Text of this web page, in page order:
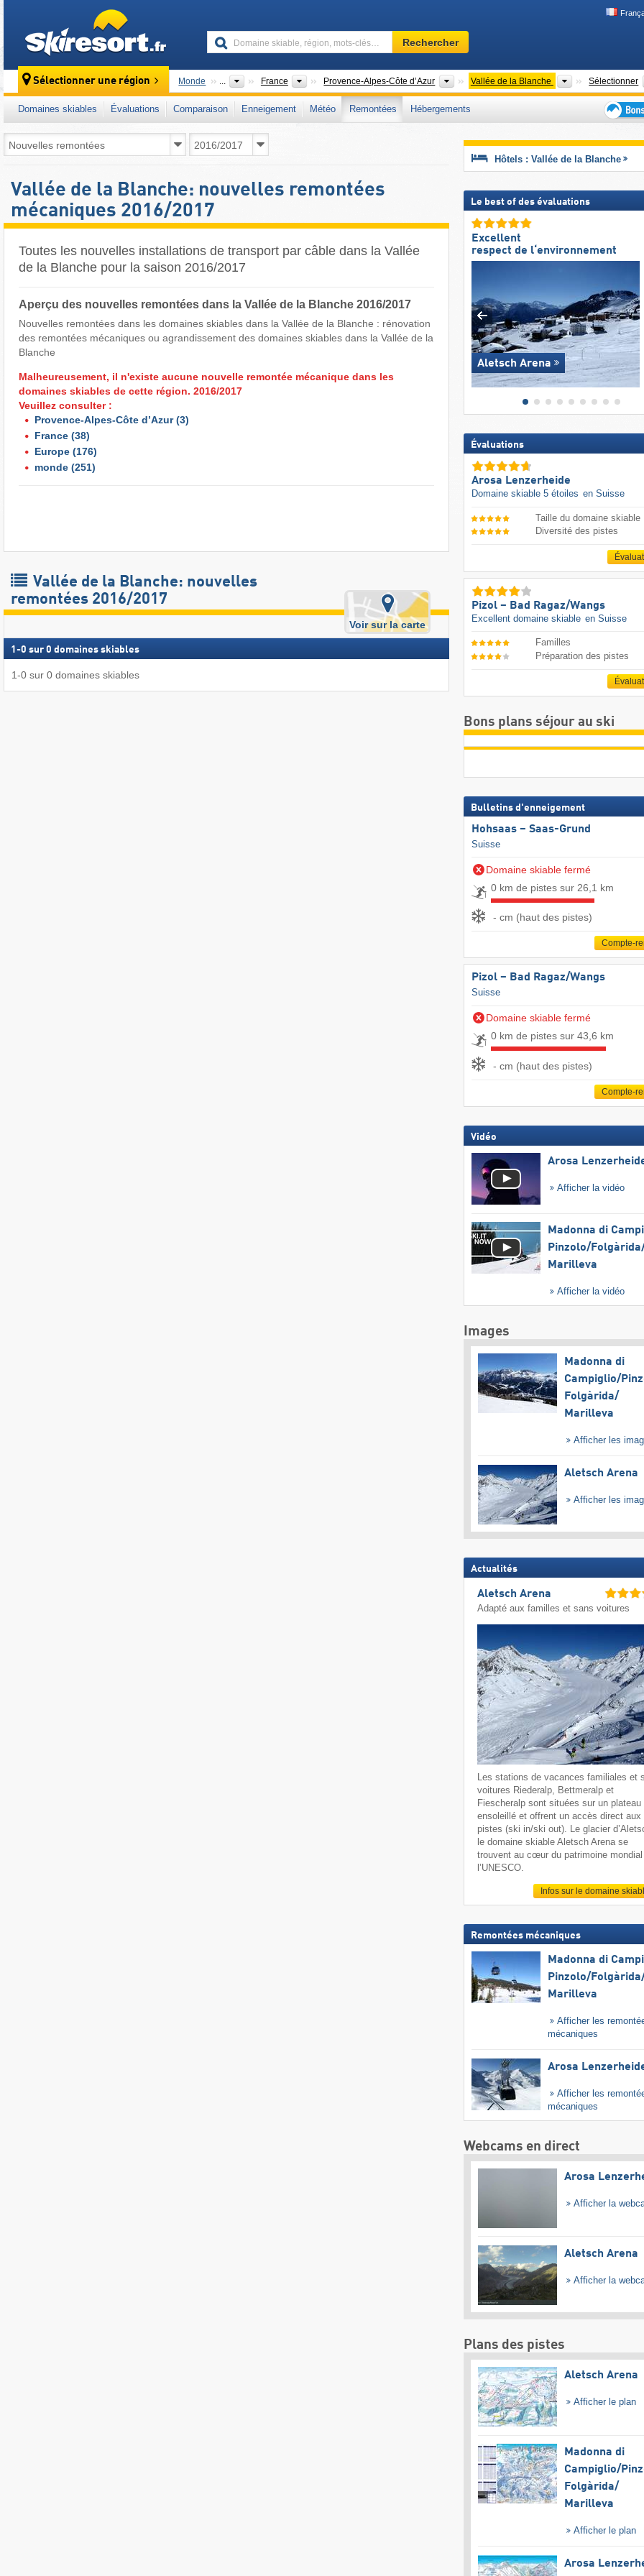
Domaine
skiable,
mots-
clés…
Rechercher
Sélectionner une région Monde ... France PaysProvence-Alpes-Côte d’Azur Anciennes régions
Vallée de la Blanche ValléesSélectionner
Domaines skiables Évaluations Comparaison Enneigement Météo Remontées
Hébergements
plans
séjour
Vallée de la Blanche: nouvelles remontées
mécaniques 2016/2017
Toutes les nouvelles installations de transport par câble dans la Vallée
de la Blanche pour la saison 2016/2017
Aperçu des nouvelles remontées dans la Vallée de la Blanche 2016/2017
Nouvelles remontées dans les domaines skiables dans la Vallée de la Blanche : rénovation
des remontées mécaniques ou agrandissement des domaines skiables dans la Vallée de la
Blanche
Malheureusement, il n'existe aucune nouvelle remontée mécanique dans les
domaines skiables de cette région. 2016/2017
Veuillez consulter :
Provence-Alpes-Côte d’Azur(3)
France (38)
Europe (176)
monde (251)
Vallée de la Blanche: nouvelles
remontées 2016/2017
Voir sur la carte
1 -0 sur0 domaines skiables
1-0 sur 0 domaines skiables
Hôtels : Vallée de la Blanche
Le best of des évaluations
Excellent
respect de l‘environnement
Aletsch Arena
Évaluations
Arosa Lenzerheide
Domaine skiable 5 étoiles en Suisse
Taille du domaine skiable
Diversité des pistes
Pizol – Bad Ragaz/​Wangs
Excellent domaine skiable en Suisse
Familles
Préparation des pistes
Bons plans séjour au ski
Bulletins d'enneigement
Hohsaas – Saas-Grund
Suisse
Domaine skiable fermé
0 km de pistes sur 26,1 km
- cm (haut des pistes)
Compte-
Pizol – Bad Ragaz/​Wangs
Suisse
Domaine skiable fermé
0 km de pistes sur 43,6 km
- cm (haut des pistes)
Compte-
Vidéo
Arosa
Afficher la vidéo
Madonna di
Pinzolo/​
Marilleva
Afficher la vidéo
Images
Madonna di
Campiglio/​
Folgàrida/​
Marilleva
Afficher les
Aletsch Arena
Afficher les
Actualités
Aletsch Arena
Adapté aux familles et sans voitures
Les stations de vacances familiales et
voitures Riederalp, Bettmeralp et
Fiescheralp sont situées sur un plateau
ensoleillé et offrent un accès direct aux
pistes (ski in/ski out). Le glacier
le domaine skiable Aletsch Arena se
trouvent au cœur du patrimoine
l’UNESCO.
Infos sur le domaine
Remontées mécaniques
Madonna di
Pinzolo/​
Marilleva
Afficher les
mécaniques
Arosa
Afficher les
mécaniques
Webcams en direct
Arosa
Afficher la
Aletsch Arena
Afficher la
Plans des pistes
Aletsch Arena
Afficher le plan
Madonna di
Campiglio/​
Folgàrida/​
Marilleva
Afficher le plan
Arosa